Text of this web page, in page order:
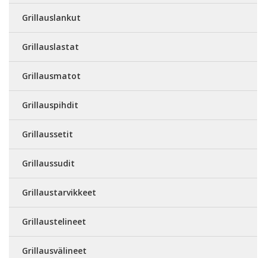
Grillauslankut
Grillauslastat
Grillausmatot
Grillauspihdit
Grillaussetit
Grillaussudit
Grillaustarvikkeet
Grillaustelineet
Grillausvälineet